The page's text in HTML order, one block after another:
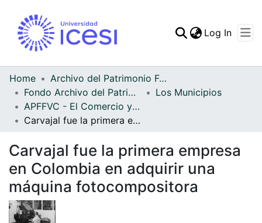
Statistics
Log In
Home
Archivo del Patrimonio Fotográfico y Fílmico del Valle del Cauca
Fondo Archivo del Patrimonio Fotográfico y Fílmico del Valle del Cauca
Los Municipios
APFFVC - El Comercio y las Haciendas - Patrimonial
Carvajal fue la primera empresa en Colombia en adquirir una máquina fotocompositora
Carvajal fue la primera empresa
en Colombia en adquirir una
máquina fotocompositora